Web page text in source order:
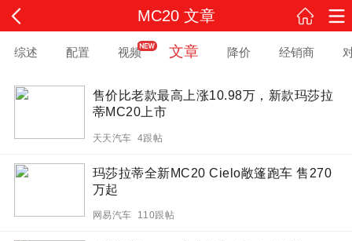
MC20 文章
综述 配置 视频 文章 降价 经销商
售价比老款最高上涨10.98万，新款玛莎拉
蒂MC20上市
天天汽车 4跟帖
玛莎拉蒂全新MC20 Cielo敞篷跑车 售270
万起
网易汽车 110跟帖